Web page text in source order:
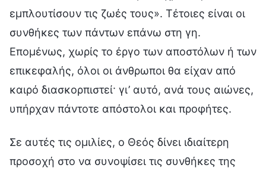
εμπλουτίσουν τις ζωές τους». Τέτοιες είναι οι
συνθήκες των πάντων επάνω στη γη.
Επομένως, χωρίς το έργο των αποστόλων ή των
επικεφαλής, όλοι οι άνθρωποι θα είχαν από
καιρό διασκορπιστεί· γι’ αυτό, ανά τους αιώνες,
υπήρχαν πάντοτε απόστολοι και προφήτες.
Σε αυτές τις ομιλίες, ο Θεός δίνει ιδιαίτερη
προσοχή στο να συνοψίσει τις συνθήκες της